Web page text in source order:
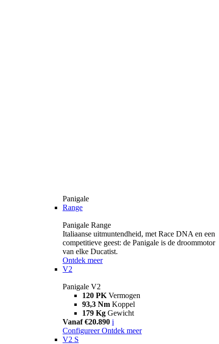
Panigale
Range
Panigale Range
Italiaanse uitmuntendheid, met Race DNA en een
competitieve geest: de Panigale is de droommotor
van elke Ducatist.
Ontdek meer
V2
Panigale V2
120 PK Vermogen
93,3 Nm Koppel
179 Kg Gewicht
Vanaf €20.890 i
Configureer Ontdek meer
V2 S